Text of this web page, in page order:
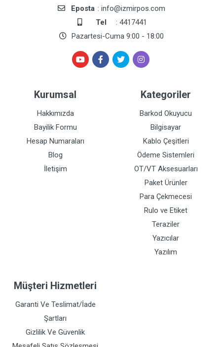
Eposta : info@izmirpos.com
Tel
: 4417441
Pazartesi-Cuma 9:00 - 18:00
Kurumsal
Hakkımızda
Bayilik Formu
Hesap Numaraları
Blog
İletişim
Kategoriler
Barkod Okuyucu
Bilgisayar
Kablo Çeşitleri
Ödeme Sistemleri
OT/VT Aksesuarları
Paket Ürünler
Para Çekmecesi
Rulo ve Etiket
Teraziler
Yazıcılar
Yazılım
Müşteri Hizmetleri
Garanti Ve Teslimat/İade
Şartları
Gizlilik Ve Güvenlik